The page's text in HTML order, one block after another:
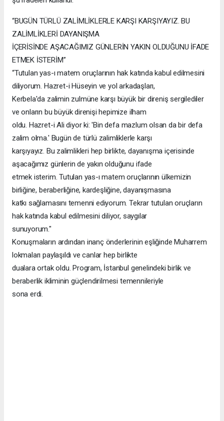
“BUGÜN TÜRLÜ ZALİMLİKLERLE KARŞI KARŞIYAYIZ. BU
ZALİMLİKLERİ DAYANIŞMA
İÇERİSİNDE AŞACAĞIMIZ GÜNLERİN YAKIN OLDUĞUNU İFADE
ETMEK İSTERİM”
“Tutulan yas-ı matem oruçlarının hak katında kabul edilmesini
diliyorum. Hazret-i Hüseyin ve yol arkadaşları,
Kerbela'da zalimin zulmüne karşı büyük bir direniş sergilediler
ve onların bu büyük direnişi hepimize ilham
oldu. Hazret-i Ali diyor ki: 'Bin defa mazlum olsan da bir defa
zalim olma.' Bugün de türlü zalimliklerle karşı
karşıyayız. Bu zalimlikleri hep birlikte, dayanışma içerisinde
aşacağımız günlerin de yakın olduğunu ifade
etmek isterim. Tutulan yas-ı matem oruçlarının ülkemizin
birliğine, beraberliğine, kardeşliğine, dayanışmasına
katkı sağlamasını temenni ediyorum. Tekrar tutulan oruçların
hak katında kabul edilmesini diliyor, saygılar
sunuyorum."
Konuşmaların ardından inanç önderlerinin eşliğinde Muharrem
lokmaları paylaşıldı ve canlar hep birlikte
dualara ortak oldu. Program, İstanbul genelindeki birlik ve
beraberlik ikliminin güçlendirilmesi temennileriyle
sona erdi.